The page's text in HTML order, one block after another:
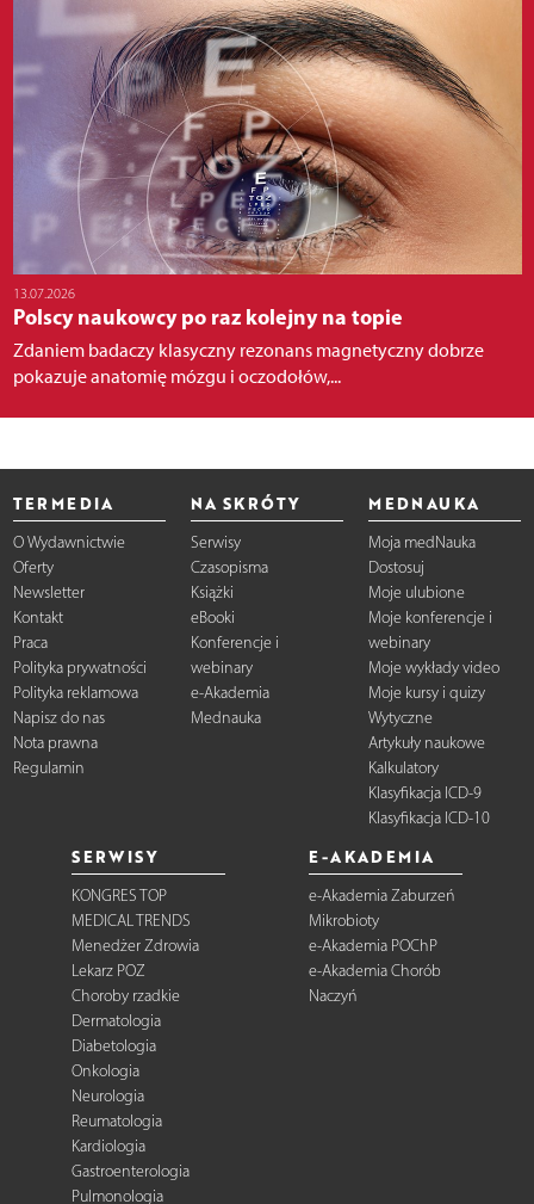
13.07.2026
Polscy naukowcy po raz kolejny na topie
Zdaniem badaczy klasyczny rezonans magnetyczny dobrze
pokazuje anatomię mózgu i oczodołów,...
TERMEDIA
O Wydawnictwie
Oferty
Newsletter
Kontakt
Praca
Polityka prywatności
Polityka reklamowa
Napisz do nas
Nota prawna
Regulamin
NA SKRÓTY
Serwisy
Czasopisma
Książki
eBooki
Konferencje i
webinary
e-Akademia
Mednauka
MEDNAUKA
Moja medNauka
Dostosuj
Moje ulubione
Moje konferencje i
webinary
Moje wykłady video
Moje kursy i quizy
Wytyczne
Artykuły naukowe
Kalkulatory
Klasyfikacja ICD-9
Klasyfikacja ICD-10
SERWISY
KONGRES TOP
MEDICAL TRENDS
Menedżer Zdrowia
Lekarz POZ
Choroby rzadkie
Dermatologia
Diabetologia
Onkologia
Neurologia
Reumatologia
Kardiologia
Gastroenterologia
Pulmonologia
E-AKADEMIA
e-Akademia Zaburzeń
Mikrobioty
e-Akademia POChP
e-Akademia Chorób
Naczyń